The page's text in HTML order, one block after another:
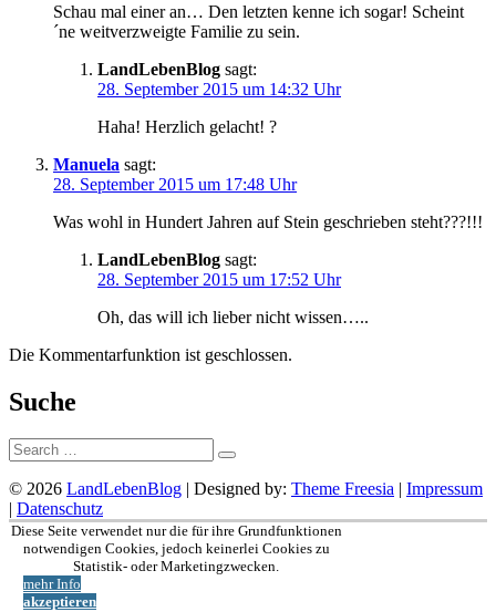
Schau mal einer an… Den letzten kenne ich sogar! Scheint
´ne weitverzweigte Familie zu sein.
LandLebenBlog sagt:
28. September 2015 um 14:32 Uhr
Haha! Herzlich gelacht! ?
Manuela sagt:
28. September 2015 um 17:48 Uhr
Was wohl in Hundert Jahren auf Stein geschrieben steht???!!!
LandLebenBlog sagt:
28. September 2015 um 17:52 Uhr
Oh, das will ich lieber nicht wissen…..
Die Kommentarfunktion ist geschlossen.
Suche
Suche:
© 2026 LandLebenBlog | Designed by: Theme Freesia | Impressum
| Datenschutz
Nach
oben
Diese Seite verwendet nur die für ihre Grundfunktionen
notwendigen Cookies, jedoch keinerlei Cookies zu
Statistik- oder Marketingzwecken.
mehr Info
akzeptieren